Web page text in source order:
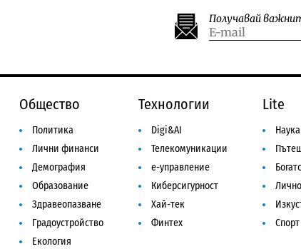
Получавай
Общество
Политика
Лични финанси
Демография
Образование
Здравеопазване
Градоустройство
Екология
Технологии
Digi&AI
Телекомуникации
е-управление
Киберсигурност
Хай-тек
Финтех
Lite
Наука
Спорт